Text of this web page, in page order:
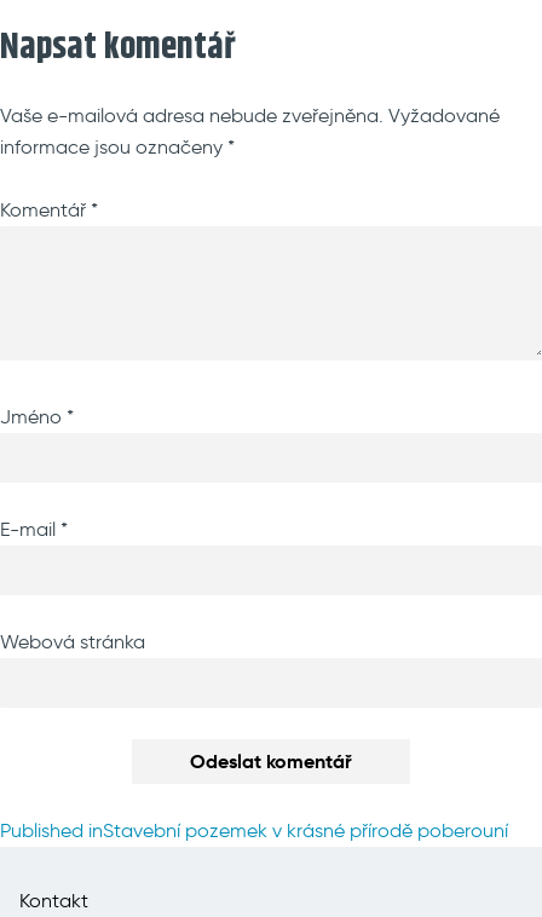
Napsat komentář
Vaše e-mailová adresa nebude zveřejněna. Vyžadované
informace jsou označeny *
Komentář *
Jméno *
E-mail *
Webová stránka
Navigace
Published inStavební pozemek v krásné přírodě poberouní
Kontakt